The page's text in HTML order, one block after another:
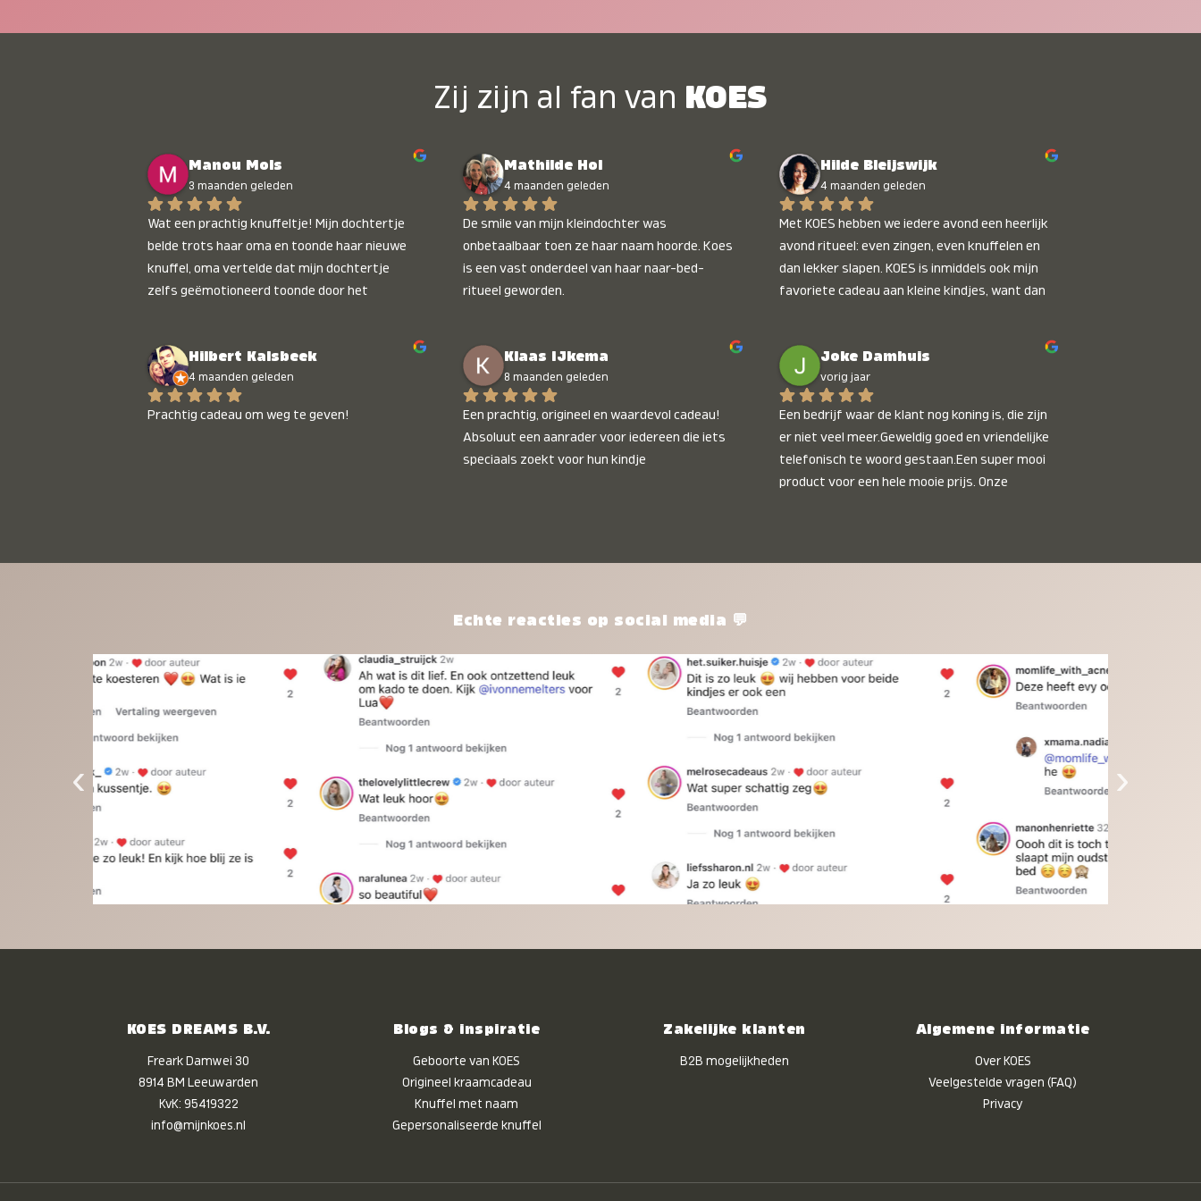
Zij zijn al fan van KOES
Manou Mols
3 maanden geleden
Wat een prachtig knuffeltje! Mijn dochtertje
belde trots haar oma en toonde haar nieuwe
knuffel, oma vertelde dat mijn dochtertje
zelfs geëmotioneerd toonde door het
Mathilde Hol
4 maanden geleden
De smile van mijn kleindochter was
onbetaalbaar toen ze haar naam hoorde. Koes
is een vast onderdeel van haar naar-bed-
ritueel geworden.
Hilde Bleijswijk
4 maanden geleden
Met KOES hebben we iedere avond een heerlijk
avond ritueel: even zingen, even knuffelen en
dan lekker slapen. KOES is inmiddels ook mijn
favoriete cadeau aan kleine kindjes, want dan
onbetaalbaar :)
Hilbert Kalsbeek
4 maanden geleden
Prachtig cadeau om weg te geven!
Klaas IJkema
8 maanden geleden
Een prachtig, origineel en waardevol cadeau!
Absoluut een aanrader voor iedereen die iets
speciaals zoekt voor hun kindje
Joke Damhuis
vorig jaar
Een bedrijf waar de klant nog koning is, die zijn
er niet veel meer.Geweldig goed en vriendelijke
telefonisch te woord gestaan.Een super mooi
product voor een hele mooie prijs. Onze
twijfelen gewoon doen, het is het waard.
Echte reacties op social media 💬
‹ ›
KOES DREAMS B.V.
Freark Damwei 30
8914 BM Leeuwarden
KvK: 95419322
info@mijnkoes.nl
Blogs & inspiratie
Geboorte van KOES
Origineel kraamcadeau
Knuffel met naam
Gepersonaliseerde knuffel
Zakelijke klanten
B2B mogelijkheden
Algemene informatie
Over KOES
Veelgestelde vragen (FAQ)
Privacy